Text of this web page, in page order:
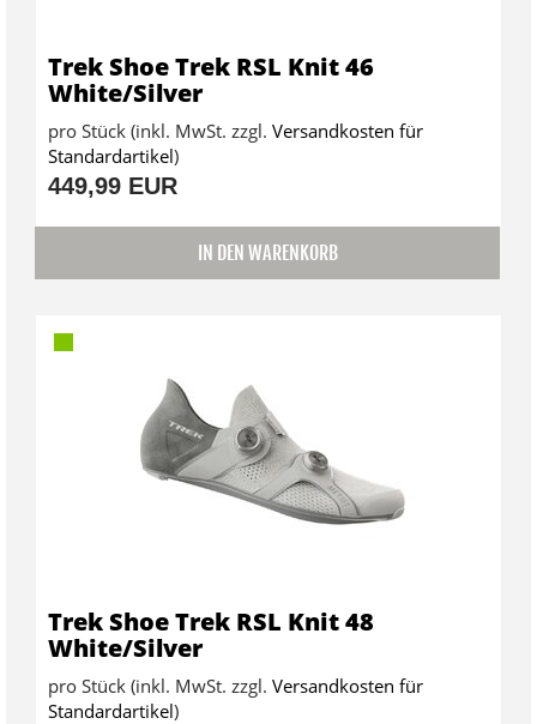
Trek Shoe Trek RSL Knit 46
White/Silver
pro Stück (inkl. MwSt. zzgl. Versandkosten für
Standardartikel)
449,99 EUR
IN DEN WARENKORB
Trek Shoe Trek RSL Knit 48
White/Silver
pro Stück (inkl. MwSt. zzgl. Versandkosten für
Standardartikel)